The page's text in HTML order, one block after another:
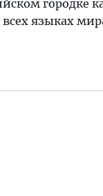
городке
языках